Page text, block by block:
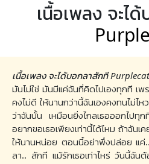
เนื้อเพลง จะไ
เนื้อเพลง จะได้บอกลาสักที
มันไม่ใช่ มันมีแค่ฉันที่คิดไปเองทุกที เพ
คงไม่ดี ให้นานกว่านี้ฉันเองคงทนไม่ไ
ว่าฉันนั้น เหมือนยิ่งไกลเธอออกไป
อยากขอเธอเพียงเท่านี้ได้ไหม ถ้าฉัน
ให้นานหน่อย ตอนนี้อย่าพึ่งปล่อย แค่
ลา.. สักที แม้รักเธอเท่าไหร่ วันนี้ฉัน